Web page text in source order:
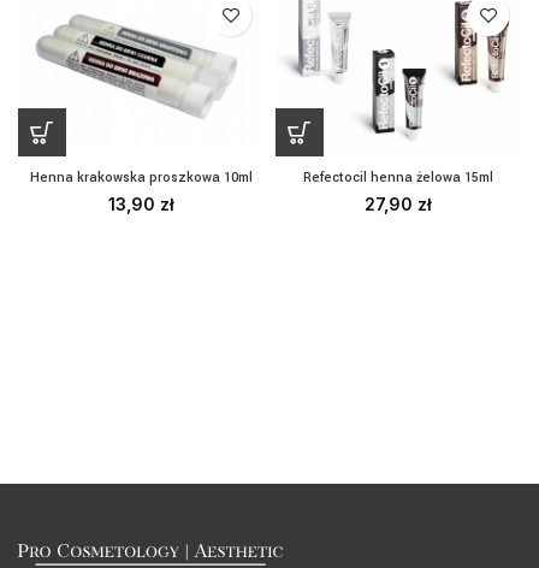
Henna krakowska proszkowa 10ml
13,90 zł
Refectocil henna żelowa 15ml
27,90 zł